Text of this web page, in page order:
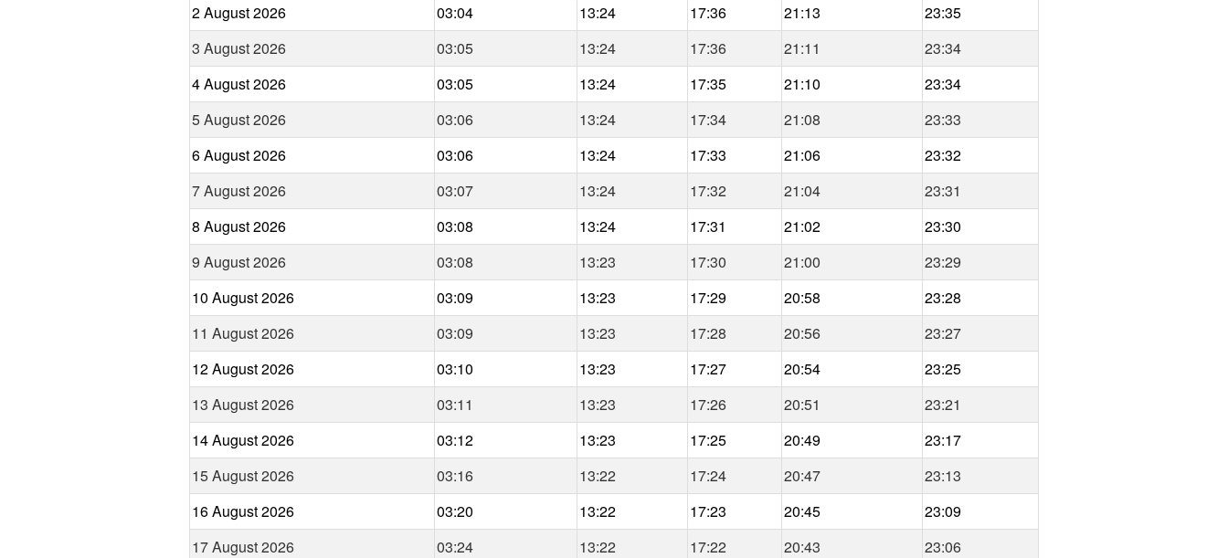
2 August 2026
03:04 13:24 17:36 21:13
23:35
3 August 2026
03:05 13:24 17:36 21:11
23:34
4 August 2026
03:05 13:24 17:35 21:10
23:34
5 August 2026
03:06 13:24 17:34 21:08
23:33
6 August 2026
03:06 13:24 17:33 21:06
23:32
7 August 2026
03:07 13:24 17:32 21:04
23:31
8 August 2026
03:08 13:24 17:31 21:02
23:30
9 August 2026
03:08 13:23 17:30 21:00
23:29
10 August 2026
03:09 13:23 17:29 20:58
23:28
11 August 2026
03:09 13:23 17:28 20:56
23:27
12 August 2026
03:10 13:23 17:27 20:54
23:25
13 August 2026
03:11 13:23 17:26 20:51
23:21
14 August 2026
03:12 13:23 17:25 20:49
23:17
15 August 2026
03:16 13:22 17:24 20:47
23:13
16 August 2026
03:20 13:22 17:23 20:45
23:09
17 August 2026
03:24 13:22 17:22 20:43
23:06